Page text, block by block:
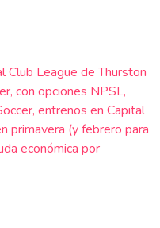
Club League de Thurston
con opciones NPSL,
entrenos en Capital
primavera (y febrero para
económica por